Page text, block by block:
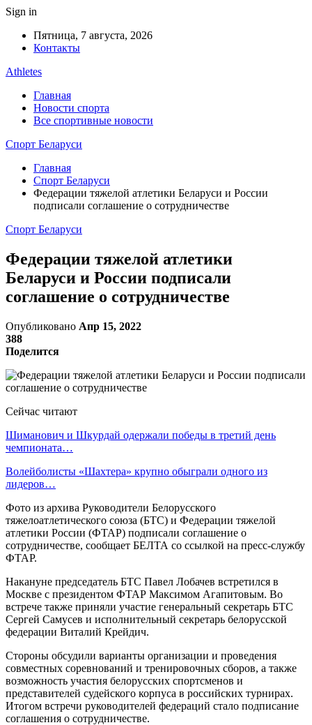
Sign in
Пятница, 7 августа, 2026
Контакты
Athletes
Главная
Новости спорта
Все спортивные новости
Спорт Беларуси
Главная
Спорт Беларуси
Федерации тяжелой атлетики Беларуси и России
подписали соглашение о сотрудничестве
Спорт Беларуси
Федерации тяжелой атлетики
Беларуси и России подписали
соглашение о сотрудничестве
Опубликовано Апр 15, 2022
388
Поделится
Сейчас читают
Шиманович и Шкурдай одержали победы в третий день
чемпионата…
Волейболисты «Шахтера» крупно обыграли одного из
лидеров…
Фото из архива Руководители Белорусского
тяжелоатлетического союза (БТС) и Федерации тяжелой
атлетики России (ФТАР) подписали соглашение о
сотрудничестве, сообщает БЕЛТА со ссылкой на пресс-службу
ФТАР.
Накануне председатель БТС Павел Лобачев встретился в
Москве с президентом ФТАР Максимом Агапитовым. Во
встрече также приняли участие генеральный секретарь БТС
Сергей Самусев и исполнительный секретарь белорусской
федерации Виталий Крейдич.
Стороны обсудили варианты организации и проведения
совместных соревнований и тренировочных сборов, а также
возможность участия белорусских спортсменов и
представителей судейского корпуса в российских турнирах.
Итогом встречи руководителей федераций стало подписание
соглашения о сотрудничестве.